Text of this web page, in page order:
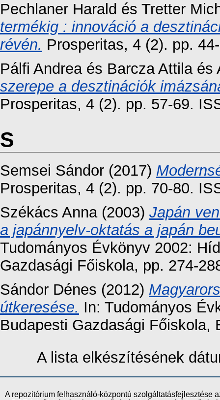
Pechlaner Harald és Tretter
termékig : innováció a
révén. Prosperitas, 4 (2). pp.
Pálfi Andreaés Barcza Attilaés
szerepe a desztinációk
Prosperitas, 4 (2). pp. 57-69.
S
Semsei Sándor (2017)
Prosperitas, 4 (2). pp. 70-80.
Székács Anna(2003) Japán
a japánnyelv-oktatás a japán
Tudományos Évkönyv 2002:
Gazdasági Főiskola, pp. 274-
Sándor Dénes (2012)
útkeresése. In: Tudományos
Budapesti Gazdasági Főiskola,
A lista elkészítésének
A repozitórium felhasználó-központú szolgáltatásfejlesztése